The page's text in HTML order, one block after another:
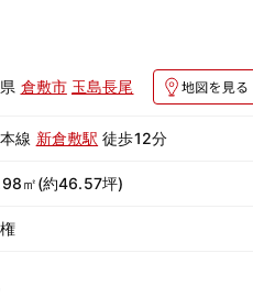
倉敷市 玉島長尾
線 新倉敷駅 徒歩12分
㎡(約46.57坪)